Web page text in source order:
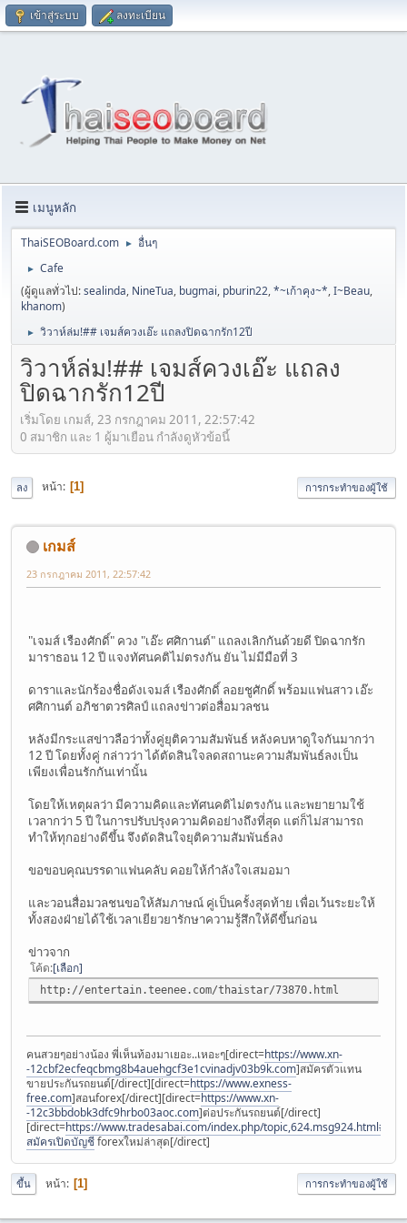
เข้าสู่ระบบ ลงทะเบียน
เมนูหลัก
ThaiSEOBoard.com ► อื่นๆ
►
Cafe
(ผู้ดูแลทั่วไป:sealinda, NineTua, bugmai, pburin22,*~เก้าคุง~*,I~Beau,
khanom)
► วิวาห์ล่ม!## เจมส์ควงเอ๊ะ แถลงปิดฉากรัก12ปี
วิวาห์ล่ม!## เจมส์ควงเอ๊ะ แถลง
ปิดฉากรัก12ปี
เริ่มโดย เกมส์, 23 กรกฎาคม 2011, 22:57:42
0 สมาชิก และ 1 ผู้มาเยือน กำลังดูหัวข้อนี้
ลง หน้า 1 การกระทำของผู้ใช้
เกมส์
23 กรกฎาคม 2011, 22:57:42
"เจมส์ เรืองศักดิ์" ควง "เอ๊ะ ศศิกานต์" แถลงเลิกกันด้วยดี ปิดฉากรัก
มาราธอน 12 ปี แจงทัศนคติไม่ตรงกัน ยัน ไม่มีมือที่ 3
ดาราและนักร้องชื่อดังเจมส์ เรืองศักดิ์ ลอยชูศักดิ์ พร้อมแฟนสาว เอ๊ะ
ศศิกานต์ อภิชาตวรศิลป์ แถลงข่าวต่อสื่อมวลชน
หลังมีกระแสข่าวลือว่าทั้งคู่ยุติความสัมพันธ์ หลังคบหาดูใจกันมากว่า
12 ปี โดยทั้งคู่ กล่าวว่า ได้ตัดสินใจลดสถานะความสัมพันธ์ลงเป็น
เพียงเพื่อนรักกันเท่านั้น
โดยให้เหตุผลว่า มีความคิดและทัศนคติไม่ตรงกัน และพยายามใช้
เวลากว่า 5 ปี ในการปรับปรุงความคิดอย่างถึงที่สุด แต่ก็ไม่สามารถ
ทำให้ทุกอย่างดีขึ้น จึงตัดสินใจยุติความสัมพันธ์ลง
ขอขอบคุณบรรดาแฟนคลับ คอยให้กำลังใจเสมอมา
และวอนสื่อมวลชนขอให้สัมภาษณ์ คู่เป็นครั้งสุดท้าย เพื่อเว้นระยะให้
ทั้งสองฝ่ายได้ใช้เวลาเยียวยารักษาความรู้สึกให้ดีขึ้นก่อน
ข่าวจาก
โค้ด เลือก
http://entertain.teenee.com/thaistar/73870.html
คนสวยๆอย่างน้อง พี่เห็นท้องมาเยอะ..เหอะๆ[direct=https://www.xn-
-12cbf2ecfeqcbmg8b4auehgcf3e1cvinadjv03b9k.com]สมัครตัวแทน
ขายประกันรถยนต์[/direct][direct=https://www.exness-
free.com]สอนforex[/direct][direct=https://www.xn-
-12c3bbdobk3dfc9hrbo03aoc.com]ต่อประกันรถยนต์[/direct]
[direct=https://www.tradesabai.com/index.php/
สมัครเปิดบัญชีforexใหม่ล่าสุด[/direct]
ขึ้น หน้า 1 การกระทำของผู้ใช้